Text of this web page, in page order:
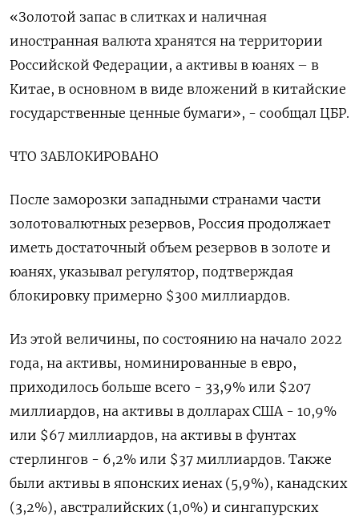
«Золотой запас в слитках и наличная
иностранная валюта хранятся на территории
Российской Федерации, а активы в юанях – в
Китае, в основном в виде вложений в китайские
государственные ценные бумаги», - сообщал ЦБР.
ЧТО ЗАБЛОКИРОВАНО
После заморозки западными странами части
золотовалютных резервов, Россия продолжает
иметь достаточный объем резервов в золоте и
юанях, указывал регулятор, подтверждая
блокировку примерно $300 миллиардов.
Из этой величины, по состоянию на начало 2022
года, на активы, номинированные в евро,
приходилось больше всего - 33,9% или $207
миллиардов, на активы в долларах США - 10,9%
или $67 миллиардов, на активы в фунтах
стерлингов - 6,2% или $37 миллиардов. Также
были активы в японских иенах (5,9%), канадских
(3,2%), австралийских (1,0%) и сингапурских